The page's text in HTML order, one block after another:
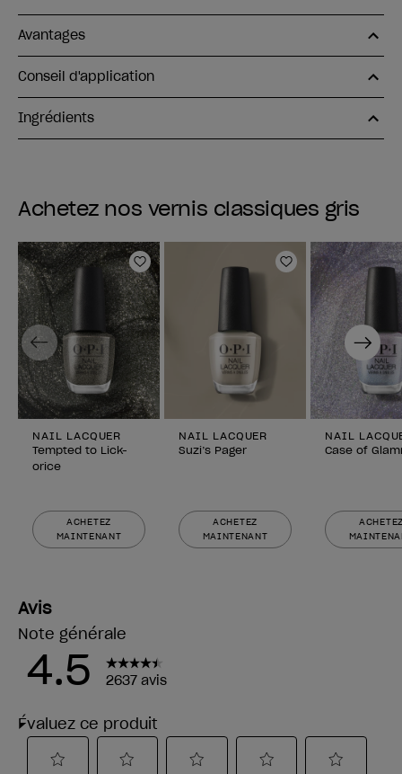
Avantages
Conseil d'application
Ingrédients
Achetez nos vernis classiques gris
Ajouter aux favoris
NAIL LACQUER
Tempted to Lick-
orice
ACHETEZ
MAINTENANT
Ajouter aux
NAIL LACQUER
Suzi’s Pager
ACHETEZ
MAINTENANT
NAIL
Case of
Previous Next